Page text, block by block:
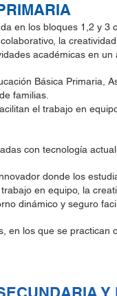
en los bloques 1,2 y
la
académicas en un
Básica Primaria,
familias.
el trabajo en
con tecnología
donde los
en equipo, la
dinámico y seguro
en los que se